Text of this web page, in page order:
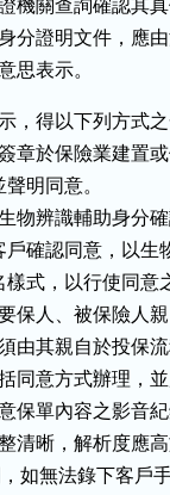
機關查詢確認其
分證明文件，應
思表示。
，得以下列方式之
章於保險業建置
聲明同意。
物辨識輔助身分
戶確認同意，以
樣式，以行使同意
保人、被保險人
由其親自於投保
同意方式辦理，
保單內容之影音紀
清晰，解析度應
，如無法錄下客戶